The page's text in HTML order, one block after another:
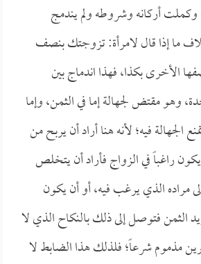
أركانه وشروطه ولم يندمج
ما إذا قال لامرأة: تزوجتك بنصف
الأخرى بكذا، فهذا اندماج بين
وهو مقتض لجهالة إما في الثمن، وإما
الجهالة فيه؛ لأنه هنا أراد أن يربح من
راغباً في الزواج فأراد أن يتخلص
مراده الذي يرغب فيه، أو أن يكون
الثمن فتوصل إلى ذلك بالنكاح الذي لا
مذموم شرعاً؛ فلذلك هذا الضابط لا